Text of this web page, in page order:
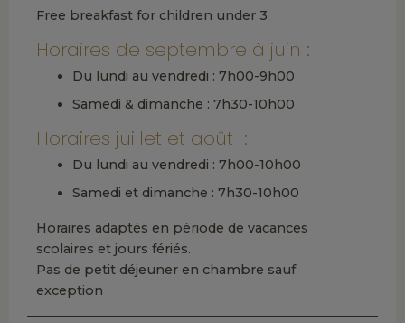
Free breakfast for children under 3
Horaires de septembre à juin :
Du lundi au vendredi : 7h00-9h00
Samedi & dimanche : 7h30-10h00
Horaires juillet et août :
Du lundi au vendredi : 7h00-10h00
Samedi et dimanche : 7h30-10h00
Horaires adaptés en période de vacances
scolaires et jours fériés.
Pas de petit déjeuner en chambre sauf
exception